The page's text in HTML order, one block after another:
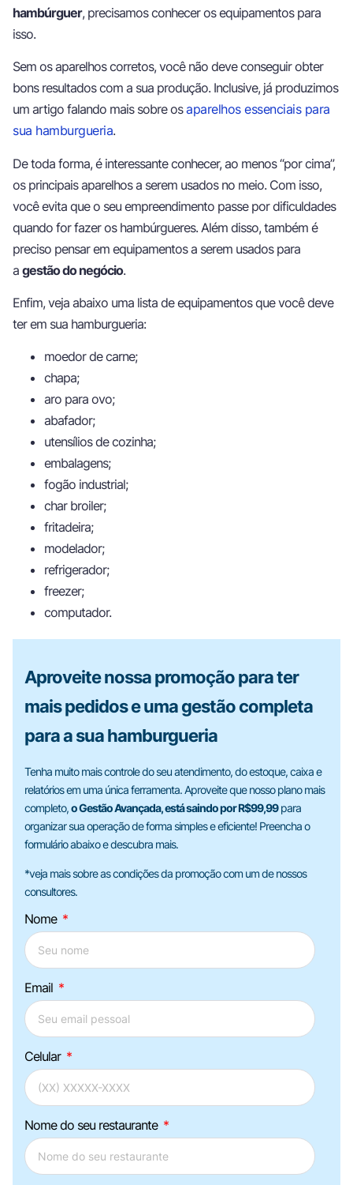
hambúrguer, precisamos conhecer os equipamentos para
isso.
Sem os aparelhos corretos, você não deve conseguir obter
bons resultados com a sua produção. Inclusive, já produzimos
um artigo falando mais sobre osaparelhos essenciais para
sua hamburgueria.
De toda forma, é interessante conhecer, ao menos “por cima”,
os principais aparelhos a serem usados no meio. Com isso,
você evita que o seu empreendimento passe por dificuldades
quando for fazer os hambúrgueres. Além disso, também é
preciso pensar em equipamentos a serem usados para
a gestão do negócio.
Enfim, veja abaixo uma lista de equipamentos que você deve
ter em sua hamburgueria:
moedor de carne;
chapa;
aro para ovo;
abafador;
utensílios de cozinha;
embalagens;
fogão industrial;
char broiler;
fritadeira;
modelador;
refrigerador;
freezer;
computador.
Aproveite nossa promoção para ter
mais pedidos e uma gestão completa
para a sua hamburgueria
Tenha muito mais controle do seu atendimento, do estoque, caixa e
relatórios em uma única ferramenta. Aproveite que nosso plano mais
completo,o Gestão Avançada, está saindo por R$99,99para
organizar sua operação de forma simples e eficiente! Preencha o
formulário abaixo e descubra mais.
*veja mais sobre as condições da promoção com um de nossos
consultores.
Nome
Email
Celular
Nome do seu restaurante